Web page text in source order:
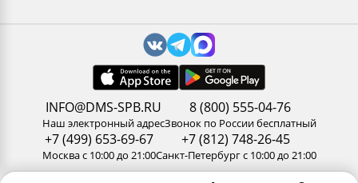
Корпоративным клиентам
Правила и условия обмена и возврата товара
Стань партнером ДМС-Маркет
Результаты оценки труда
Контакты
Обработка персональных данных
Пользовательское соглашение
INFO@DMS-SPB.RU
Наш электронный адрес
8 (800) 555-04-76
Звонок по России бесплатный
+7 (499) 653-69-67
Москва с 10:00 до 21:00
+7 (812) 748-26-45
Санкт-Петербург с 10:00 до 21:00